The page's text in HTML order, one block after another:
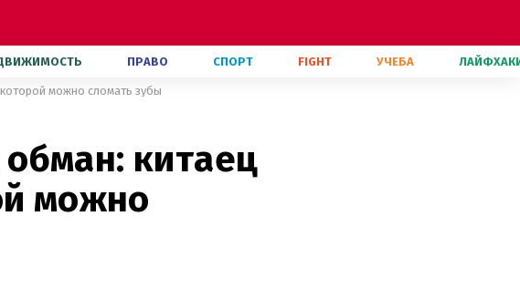
ПРАВО СПОРТ FIGHT УЧЕБА
можно сломать зубы
китаец
можно